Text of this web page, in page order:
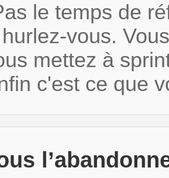
le temps de
vous.
mettez à
c'est ce que